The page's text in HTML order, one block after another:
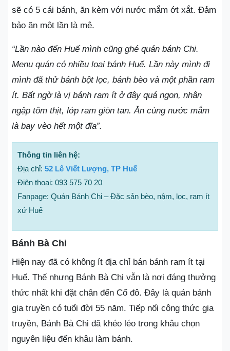
sẽ có 5 cái bánh, ăn kèm với nước mắm ớt xắt. Đảm
bảo ăn một lần là mê.
“Lần nào đến Huế mình cũng ghé quán bánh Chi.
Menu quán có nhiều loại bánh Huế. Lần này mình đi
mình đã thử bánh bột lọc, bánh bèo và một phần ram
ít. Bất ngờ là vị bánh ram ít ở đây quá ngon, nhân
ngập tôm thịt, lớp ram giòn tan. Ăn cùng nước mắm
là bay vèo hết một đĩa”.
Thông tin liên hệ:
Địa chỉ: 52 Lê Viết Lượng, TP Huế
Điện thoại: 093 575 70 20
Fanpage: Quán Bánh Chi – Đặc sản bèo, nậm, lọc, ram ít
xứ Huế
Bánh Bà Chi
Hiện nay đã có không ít địa chỉ bán bánh ram ít tại
Huế. Thế nhưng Bánh Bà Chi vẫn là nơi đáng thưởng
thức nhất khi đặt chân đến Cố đô. Đây là quán bánh
gia truyền có tuổi đời 55 năm. Tiếp nối công thức gia
truyền, Bánh Bà Chi đã khéo léo trong khâu chọn
nguyên liệu đến khâu làm bánh.